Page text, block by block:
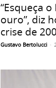
“Esqueça
ouro”, diz
crise de
Gustavo Bertolucci -